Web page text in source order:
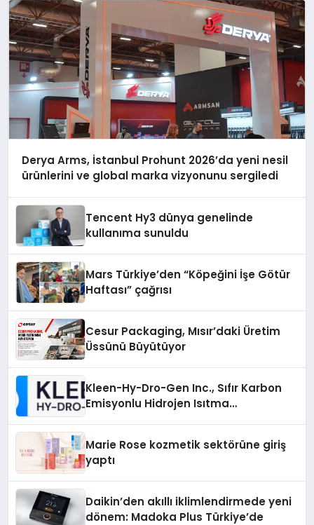
Derya Arms, İstanbul Prohunt 2026’da yeni nesil
ürünlerini ve global marka vizyonunu sergiledi
Tencent Hy3 dünya genelinde
kullanıma sunuldu
Mars Türkiye’den “Köpeğini İşe Götür
Haftası” çağrısı
Cesur Packaging, Mısır’daki Üretim
Üssünü Büyütüyor
Kleen-Hy-Dro-Gen Inc., Sıfır Karbon
Emisyonlu Hidrojen Isıtma
Marie Rose kozmetik sektörüne giriş
yaptı
Daikin’den akıllı iklimlendirmede yeni
dönem: Madoka Plus Türkiye’de